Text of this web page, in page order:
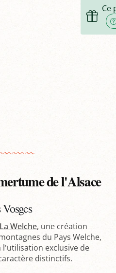
Ce
de l'Alsace
Welche, une création
du Pays Welche,
l'utilisation exclusive de
distinctifs.